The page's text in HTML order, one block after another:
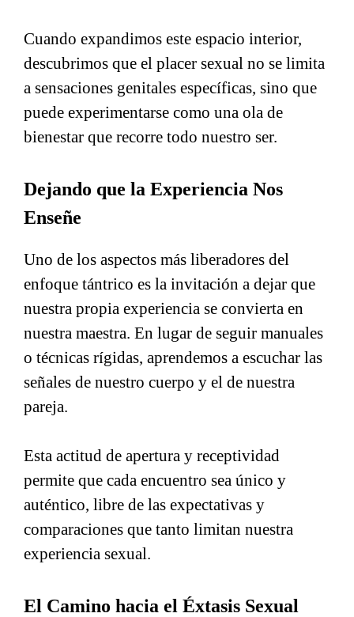
Cuando expandimos este espacio interior,
descubrimos que el placer sexual no se limita
a sensaciones genitales específicas, sino que
puede experimentarse como una ola de
bienestar que recorre todo nuestro ser.
Dejando que la Experiencia Nos
Enseñe
Uno de los aspectos más liberadores del
enfoque tántrico es la invitación a dejar que
nuestra propia experiencia se convierta en
nuestra maestra. En lugar de seguir manuales
o técnicas rígidas, aprendemos a escuchar las
señales de nuestro cuerpo y el de nuestra
pareja.
Esta actitud de apertura y receptividad
permite que cada encuentro sea único y
auténtico, libre de las expectativas y
comparaciones que tanto limitan nuestra
experiencia sexual.
El Camino hacia el Éxtasis Sexual